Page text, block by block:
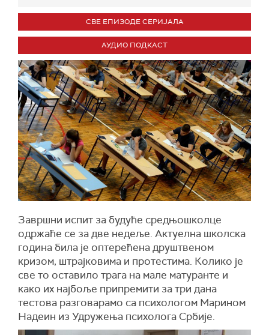
СВЕ ЕПИЗОДЕ СЕРИЈАЛА
АУДИО ПОДКАСТ
Завршни испит за будуће средњошколце
одржаће се за две недеље. Актуелна школска
година била је оптерећена друштвеном
кризом, штрајковима и протестима. Колико је
све то оставило трага на мале матуранте и
како их најбоље припремити за три дана
тестова разговарамо са психологом Марином
Надеин из Удружења психолога Србије.